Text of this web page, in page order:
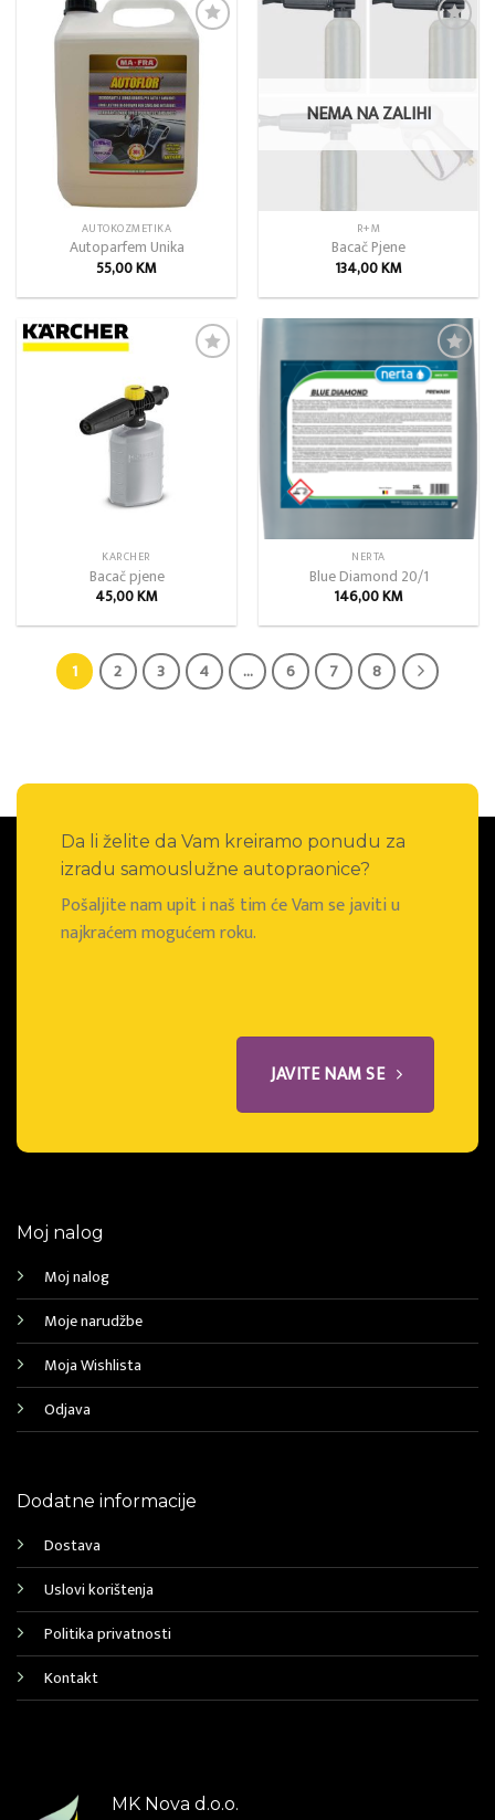
Add to
wishlist
AUTOKOZMETIKA
Autoparfem Unika
55,00KM
NEMA NA ZALIHI
R+M
Bacač Pjene
134,00KM
KARCHER
Bacač pjene
45,00KM
Add to
wishlist
NERTA
Blue Diamond 20/1
146,00KM
1 2 3 4 … 6 7 8
Da li želite da Vam kreiramo ponudu za
izradu samouslužne autopraonice?
Pošaljite nam upit i naš tim će Vam se javiti u
najkraćem mogućem roku.
JAVITE NAM SE
Moj nalog
Moj nalog
Moje narudžbe
Moja Wishlista
Odjava
Dodatne informacije
Dostava
Uslovi korištenja
Politika privatnosti
Kontakt
MK Nova d.o.o.